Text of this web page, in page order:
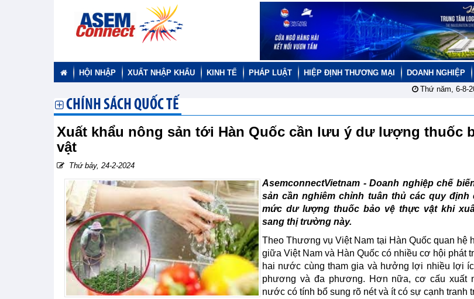
HỘI NHẬP XUẤT NHẬP KHẨU KINH TẾ PHÁP LUẬT HIỆP ĐỊNH THƯƠNG MẠI DOANH NGHIỆP
Thứ năm, 6-8-
CHÍNH SÁCH QUỐC TẾ
Xuất khẩu nông sản tới Hàn Quốc cần lưu ý dư lượng thuốc
vật
Thứ bảy, 24-2-2024
AsemconnectVietnam - Doanh nghiệp chế
sản cần nghiêm chỉnh tuân thủ các quy định
mức dư lượng thuốc bảo vệ thực vật khi
sang thị trường này.
Theo Thương vụ Việt Nam tại Hàn Quốc quan hệ
giữa Việt Nam và Hàn Quốc có nhiều cơ hội phát
hai nước cùng tham gia và hưởng lợi nhiều lợi
phương và đa phương. Hơn nữa, cơ cấu xuất
nước có tính bổ sung rõ nét và ít có sự cạnh tranh